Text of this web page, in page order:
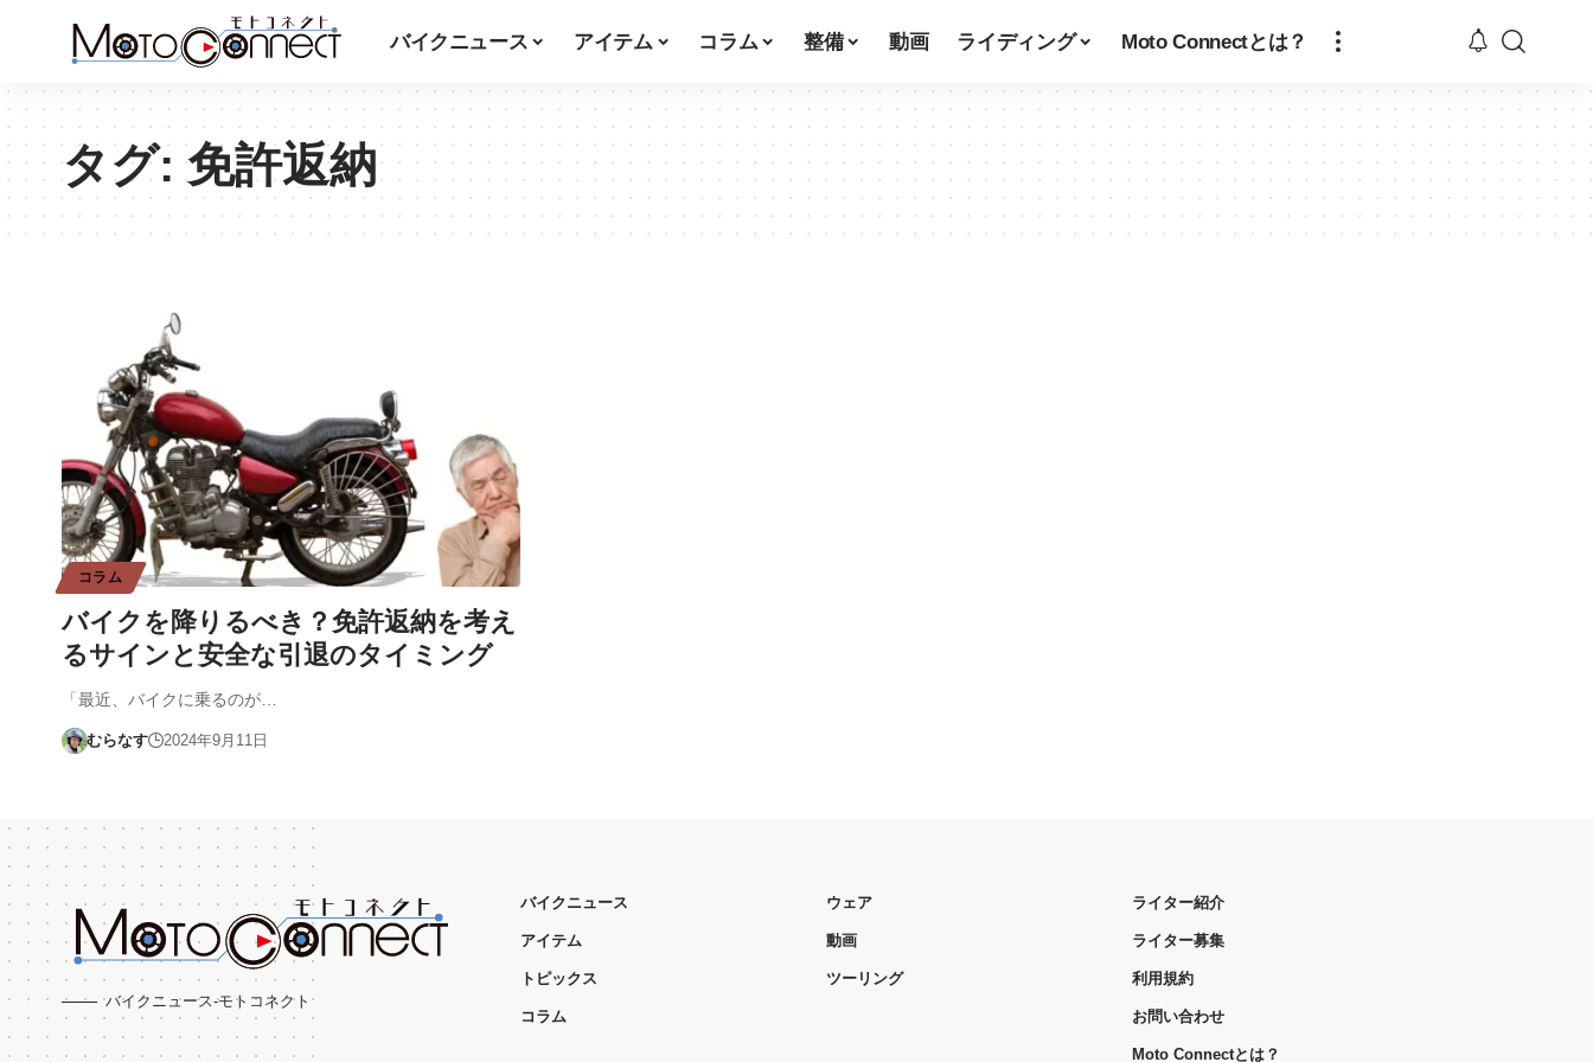
バイクニュース アイテム コラム 整備 動画 ライディング Moto Connectとは？
タグ:免許返納
コラム
バイクを降りるべき？免許返納を考え
るサインと安全な引退のタイミング
「最近、バイクに乗るのが…
むらなす 2024年9月11日
バイクニュース-モトコネクト
バイクニュース
アイテム
トピックス
コラム
ウェア
動画
ツーリング
ライター紹介
ライター募集
利用規約
お問い合わせ
Moto Connectとは？